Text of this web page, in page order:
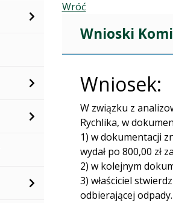
Wróć
Wnioski
Wniosek:
W związku z
Rychlika, w
1) w dokumentacji
wydał po 800,00 zł
2) w kolejnym
3) właściciel
odbierającej odpady.